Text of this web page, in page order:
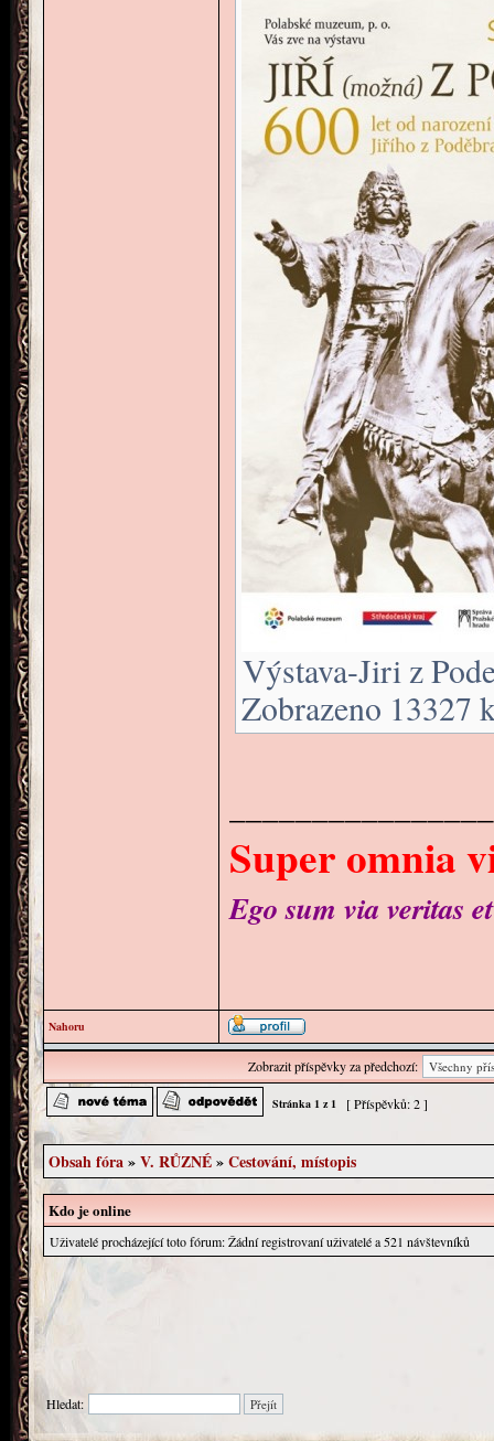
Výstava-Jiri z
Zobrazeno 13327
Super omnia
Ego sum via veritas
Nahoru
Zobrazit příspěvky za předchozí:
Stránka 1 z 1 [ Příspěvků: 2 ]
Obsah fóra»V. RŮZNÉ»Cestování, místopis
Kdo je online
Uživatelé procházející toto fórum: Žádní registrovaní uživatelé a 521 návštevníků
Hledat: